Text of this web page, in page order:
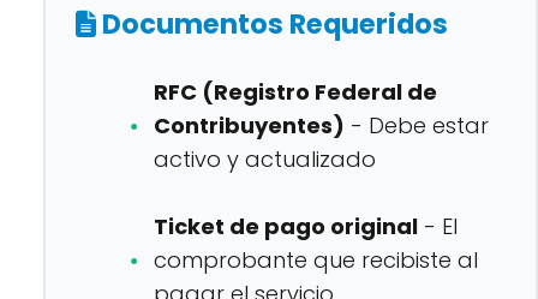
Documentos Requeridos
RFC (Registro Federal de
Contribuyentes) - Debe estar
activo y actualizado
Ticket de pago original - El
comprobante que recibiste al